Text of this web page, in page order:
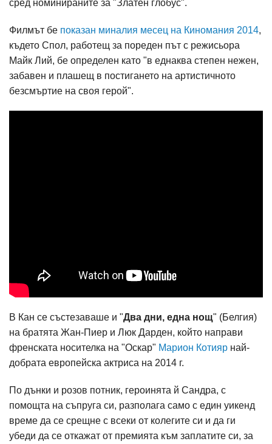
сред номинираните за "Златен глобус".
Филмът бе показан миналия месец на Киномания 2014,
където Спол, работещ за пореден път с режисьора
Майк Лий, бе определен като "в еднаква степен нежен,
забавен и плашещ в постигането на артистичното
безсмъртие на своя герой".
В Кан се състезаваше и "Два дни, една нощ" (Белгия)
на братята Жан-Пиер и Люк Дарден, който направи
френската носителка на "Оскар" Марион Котияр най-
добрата европейска актриса на 2014 г.
По дънки и розов потник, героинята й Сандра, с
помощта на съпруга си, разполага само с един уикенд
време да се срещне с всеки от колегите си и да ги
убеди да се откажат от премията към заплатите си, за